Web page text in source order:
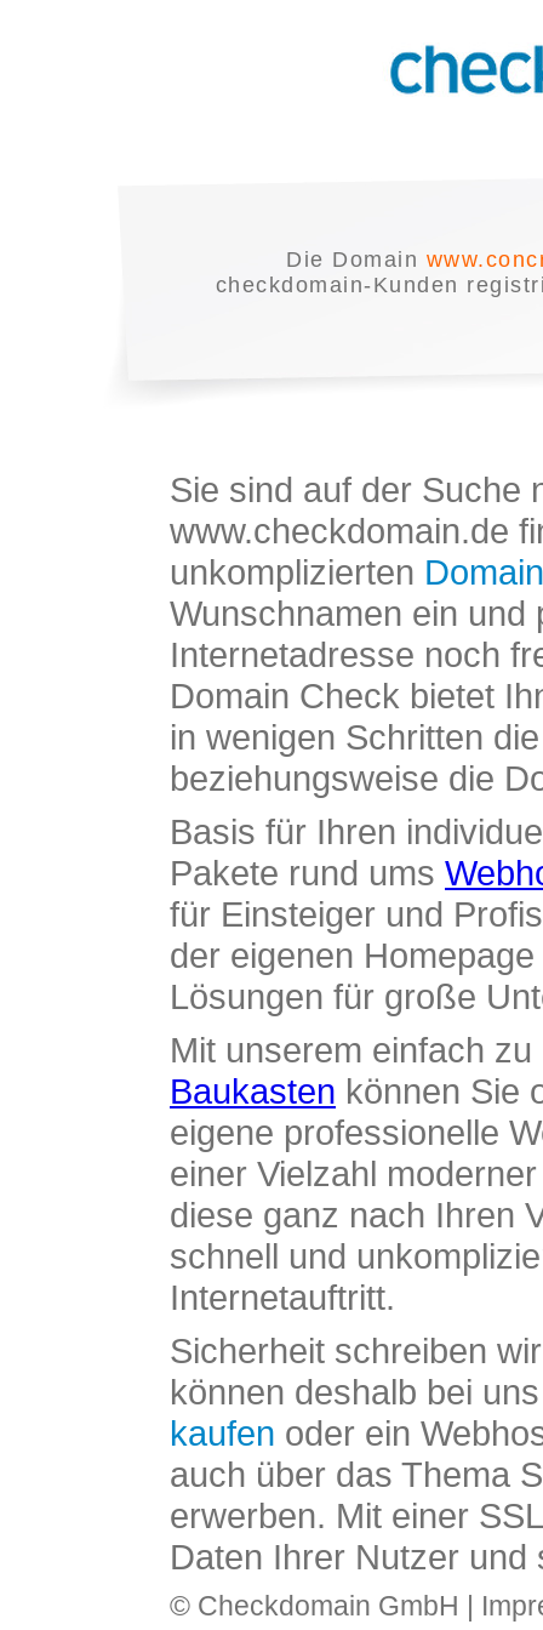
Die Domain
checkdomain-Kunden
Sie sind auf der Suche
www.checkdomain.de
unkomplizierten
Wunschnamen ein und
Internetadresse noch
Domain Check bietet
in wenigen Schritten
beziehungsweise die
Basis für Ihren
Pakete rund ums
für Einsteiger und
der eigenen
Lösungen für große
Mit unserem einfach
Baukasten können Sie
eigene professionelle
einer Vielzahl
diese ganz nach Ihren
schnell und
Internetauftritt.
Sicherheit schreiben
können deshalb bei
kaufen oder ein
auch über das Thema
erwerben. Mit einer
Daten Ihrer Nutzer und
© Checkdomain GmbH |